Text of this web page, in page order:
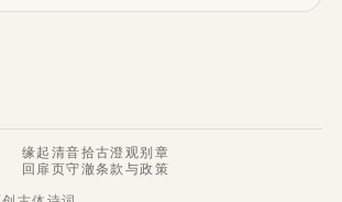
缘起清音拾古澄观别章
回扉页守澈条款与政策